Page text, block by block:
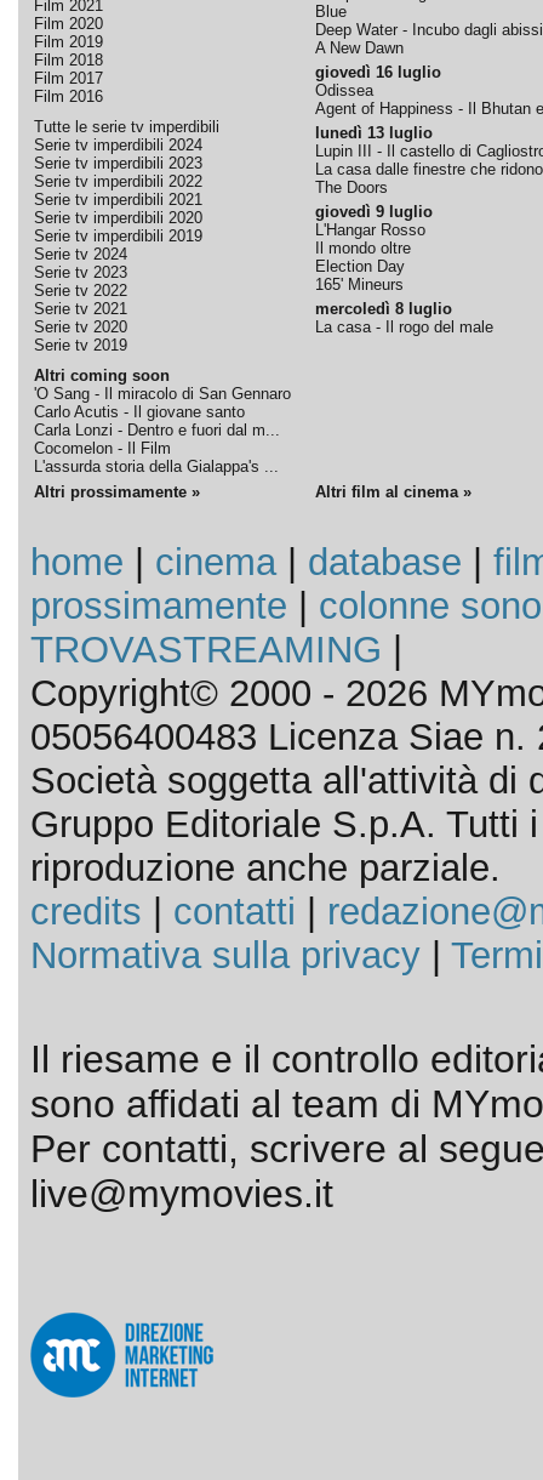
Film 2021
Film 2020
Film 2019
Film 2018
Film 2017
Film 2016
Tutte le serie tv imperdibili
Serie tv imperdibili 2024
Serie tv imperdibili 2023
Serie tv imperdibili 2022
Serie tv imperdibili 2021
Serie tv imperdibili 2020
Serie tv imperdibili 2019
Serie tv 2024
Serie tv 2023
Serie tv 2022
Serie tv 2021
Serie tv 2020
Serie tv 2019
Altri coming soon
'O Sang - Il miracolo di San Gennaro
Carlo Acutis - Il giovane santo
Carla Lonzi - Dentro e fuori dal m...
Cocomelon - Il Film
L'assurda storia della Gialappa's ...
Blue
Deep Water - Incubo dagli abissi
A New Dawn
giovedì 16 luglio
Odissea
Agent of Happiness - Il Bhutan
lunedì 13 luglio
Lupin III - Il castello di
La casa dalle finestre che ridono
The Doors
giovedì 9 luglio
L'Hangar Rosso
Il mondo oltre
Election Day
165' Mineurs
mercoledì 8 luglio
La casa - Il rogo del male
Altri prossimamente » Altri film al cinema »
home cinema| database
prossimamente
colonne
TROVASTREAMING
Copyright© 2000 - 2026
05056400483 Licenza Siae n.
Società soggetta all'attività di
Gruppo Editoriale S.p.A. Tutti
riproduzione anche parziale.
credits
contatti
Normativa sulla privacy|
Il riesame e il controllo
sono affidati al team di
Per contatti, scrivere al
live@mymovies.it